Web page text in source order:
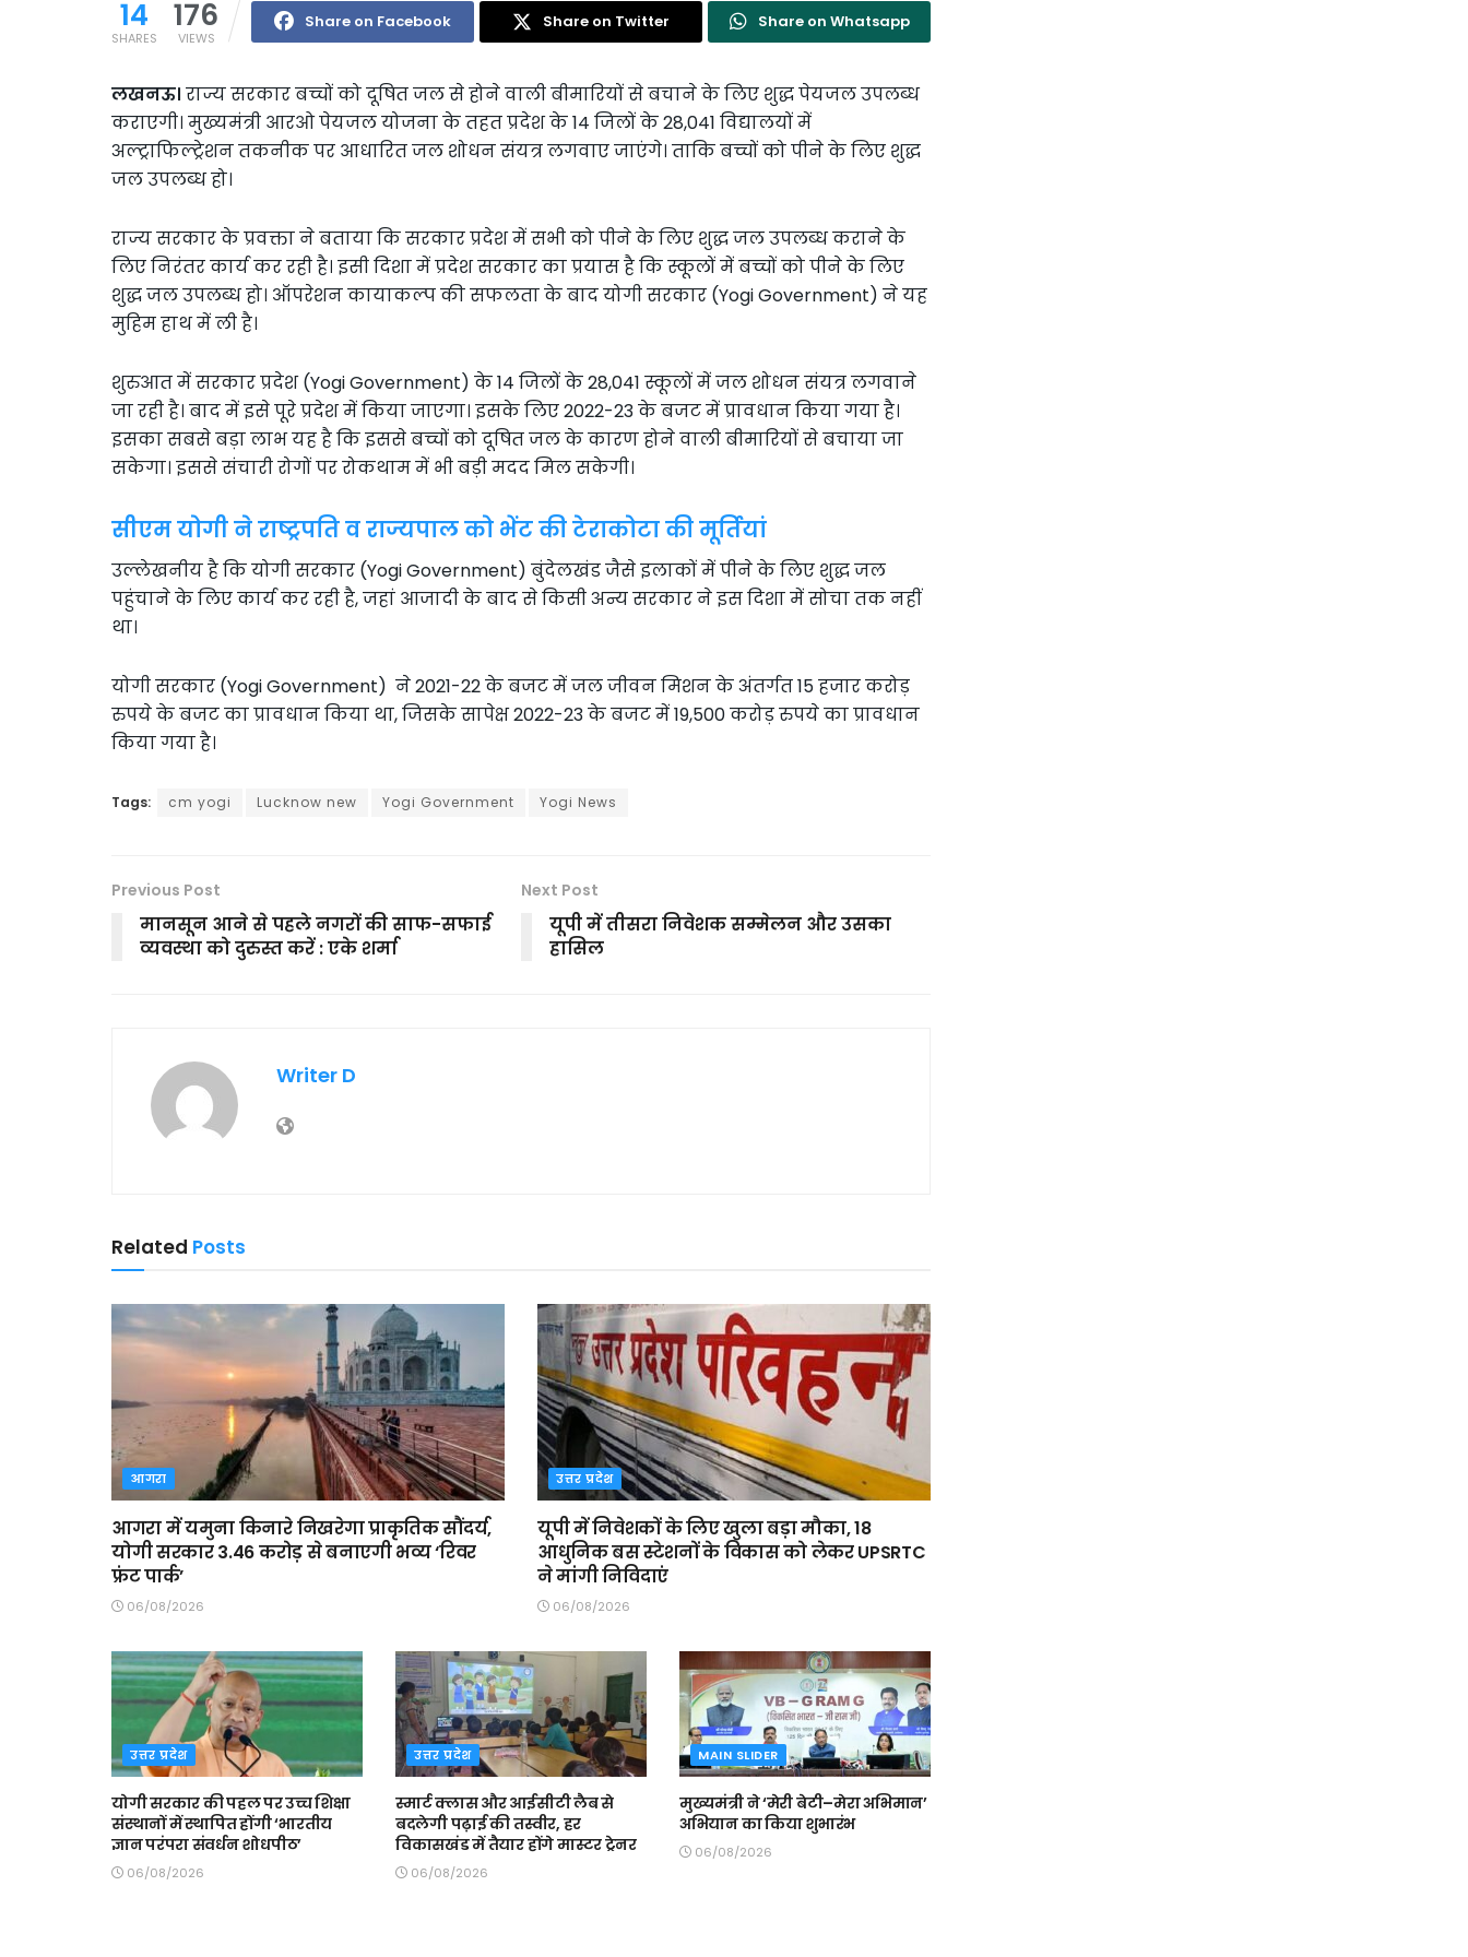
14
SHARES
176
VIEWS
Share on Facebook Share on Twitter Share on Whatsapp
लखनऊ। राज्य सरकार बच्चों को दूषित जल से होने वाली बीमारियों से बचाने के लिए शुद्ध पेयजल उपलब्ध
कराएगी। मुख्यमंत्री आरओ पेयजल योजना के तहत प्रदेश के 14 जिलों के 28,041 विद्यालयों में
अल्ट्राफिल्ट्रेशन तकनीक पर आधारित जल शोधन संयत्र लगवाए जाएंगे। ताकि बच्चों को पीने के लिए शुद्ध
जल उपलब्ध हो।
राज्य सरकार के प्रवक्ता ने बताया कि सरकार प्रदेश में सभी को पीने के लिए शुद्ध जल उपलब्ध कराने के
लिए निरंतर कार्य कर रही है। इसी दिशा में प्रदेश सरकार का प्रयास है कि स्कूलों में बच्चों को पीने के लिए
शुद्ध जल उपलब्ध हो। ऑपरेशन कायाकल्प की सफलता के बाद योगी सरकार (Yogi Government) ने यह
मुहिम हाथ में ली है।
शुरुआत में सरकार प्रदेश (Yogi Government) के 14 जिलों के 28,041 स्कूलों में जल शोधन संयत्र लगवाने
जा रही है। बाद में इसे पूरे प्रदेश में किया जाएगा। इसके लिए 2022-23 के बजट में प्रावधान किया गया है।
इसका सबसे बड़ा लाभ यह है कि इससे बच्चों को दूषित जल के कारण होने वाली बीमारियों से बचाया जा
सकेगा। इससे संचारी रोगों पर रोकथाम में भी बड़ी मदद मिल सकेगी।
सीएम योगी ने राष्ट्रपति व राज्यपाल को भेंट की टेराकोटा की मूर्तियां
उल्लेखनीय है कि योगी सरकार (Yogi Government) बुंदेलखंड जैसे इलाकों में पीने के लिए शुद्ध जल
पहुंचाने के लिए कार्य कर रही है, जहां आजादी के बाद से किसी अन्य सरकार ने इस दिशा में सोचा तक नहीं
था।
योगी सरकार (Yogi Government) ने 2021-22 के बजट में जल जीवन मिशन के अंतर्गत 15 हजार करोड़
रुपये के बजट का प्रावधान किया था, जिसके सापेक्ष 2022-23 के बजट में 19,500 करोड़ रुपये का प्रावधान
किया गया है।
Tags: cm yogi Lucknow new Yogi Government Yogi News
Previous Post
मानसून आने से पहले नगरों की साफ-सफाई
व्यवस्था को दुरुस्त करें : एके शर्मा
Next Post
यूपी में तीसरा निवेशक सम्मेलन और उसका
हासिल
Writer D
Related Posts
आगरा
आगरा में यमुना किनारे निखरेगा प्राकृतिक सौंदर्य,
योगी सरकार 3.46 करोड़ से बनाएगी भव्य ‘रिवर
फ्रंट पार्क’
06/08/2026
उत्तर प्रदेश
यूपी में निवेशकों के लिए खुला बड़ा मौका, 18
आधुनिक बस स्टेशनों के विकास को लेकर UPSRTC
ने मांगी निविदाएं
06/08/2026
उत्तर प्रदेश
योगी सरकार की पहल पर उच्च शिक्षा
संस्थानों में स्थापित होंगी ‘भारतीय
ज्ञान परंपरा संवर्धन शोधपीठ’
06/08/2026
उत्तर प्रदेश
स्मार्ट क्लास और आईसीटी लैब से
बदलेगी पढ़ाई की तस्वीर, हर
विकासखंड में तैयार होंगे मास्टर ट्रेनर
06/08/2026
MAIN SLIDER
मुख्यमंत्री ने ‘मेरी बेटी–मेरा अभिमान’
अभियान का किया शुभारंभ
06/08/2026